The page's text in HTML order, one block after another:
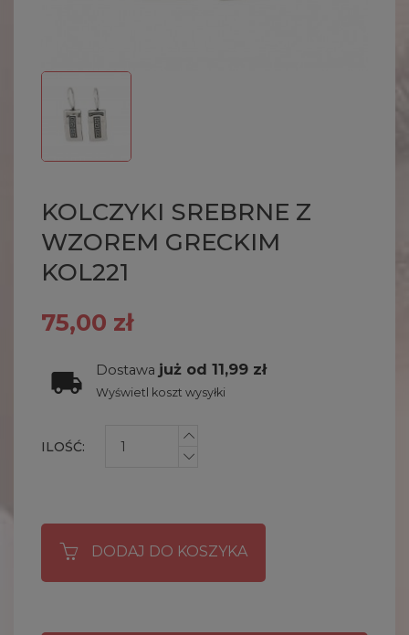
KOLCZYKI SREBRNE Z
WZOREM GRECKIM
KOL221
75,00 zł
Dostawa już od 11,99 zł
Wyświetl koszt wysyłki
ILOŚĆ:
DODAJ DO KOSZYKA